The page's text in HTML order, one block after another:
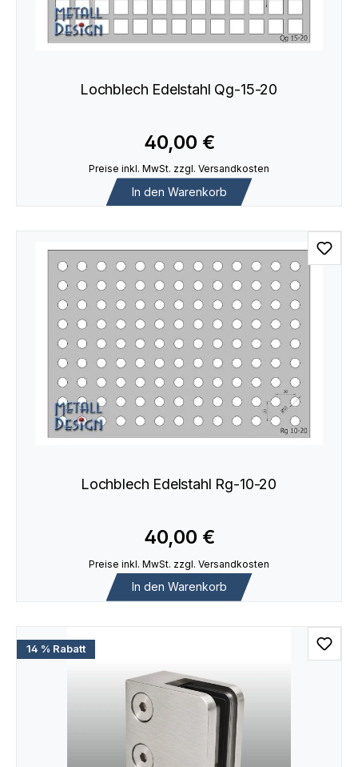
Lochblech Edelstahl Qg-15-20
40,00 €
Preise inkl. MwSt. zzgl. Versandkosten
In den Warenkorb
Lochblech Edelstahl Rg-10-20
40,00 €
Preise inkl. MwSt. zzgl. Versandkosten
In den Warenkorb
14 % Rabatt